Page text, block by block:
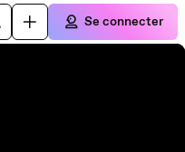
Se connecter